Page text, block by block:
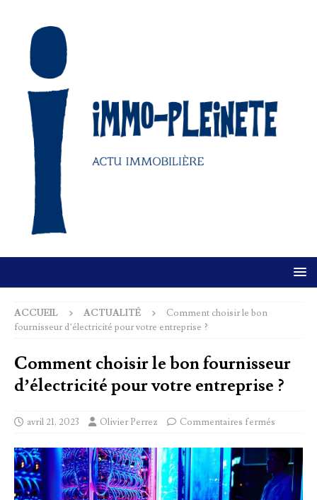
ACCUEIL ACTUALITÉ
Comment choisir le bon
fournisseur d’électricité pour votre entreprise ?
Comment choisir le bon fournisseur
d’électricité pour votre entreprise ?
avril 21, 2023 Olivier Perrez Commentaires fermés